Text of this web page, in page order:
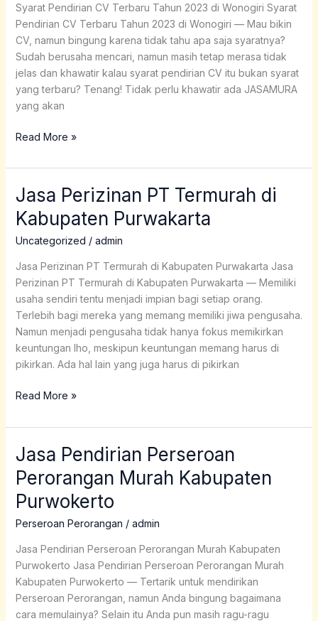
Syarat Pendirian CV Terbaru Tahun 2023 di Wonogiri Syarat
Pendirian CV Terbaru Tahun 2023 di Wonogiri — Mau bikin
CV, namun bingung karena tidak tahu apa saja syaratnya?
Sudah berusaha mencari, namun masih tetap merasa tidak
jelas dan khawatir kalau syarat pendirian CV itu bukan syarat
yang terbaru? Tenang! Tidak perlu khawatir ada JASAMURA
yang akan
2023
di
Wonogiri
Read More »
Jasa Perizinan PT Termurah di
Kabupaten Purwakarta
Uncategorized / admin
Jasa Perizinan PT Termurah di Kabupaten Purwakarta Jasa
Perizinan PT Termurah di Kabupaten Purwakarta — Memiliki
usaha sendiri tentu menjadi impian bagi setiap orang.
Terlebih bagi mereka yang memang memiliki jiwa pengusaha.
Namun menjadi pengusaha tidak hanya fokus memikirkan
keuntungan lho, meskipun keuntungan memang harus di
pikirkan. Ada hal lain yang juga harus di pikirkan
Jasa
PT
Termurah
Kabupaten
Purwakarta
Read More »
Jasa Pendirian Perseroan
Perorangan Murah Kabupaten
Purwokerto
Perseroan Perorangan / admin
Jasa Pendirian Perseroan Perorangan Murah Kabupaten
Purwokerto Jasa Pendirian Perseroan Perorangan Murah
Kabupaten Purwokerto — Tertarik untuk mendirikan
Perseroan Perorangan, namun Anda bingung bagaimana
cara memulainya? Selain itu Anda pun masih ragu-ragu
Jasa
Perseroan
Perorangan
Purwokerto